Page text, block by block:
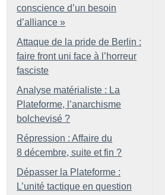
conscience d’un besoin
d’alliance »
Attaque de la pride de Berlin :
faire front uni face à l’horreur
fasciste
Analyse matérialiste : La
Plateforme, l’anarchisme
bolchevisé ?
Répression : Affaire du
8 décembre, suite et fin ?
Dépasser la Plateforme :
L’unité tactique en question